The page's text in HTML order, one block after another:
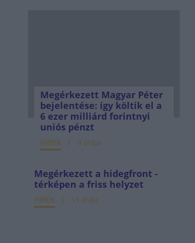
Megérkezett Magyar Péter
bejelentése: így költik el a
6 ezer milliárd forintnyi
uniós pénzt
HÍREK 9 órája
Megérkezett a hidegfront -
térképen a friss helyzet
HÍREK 11 órája